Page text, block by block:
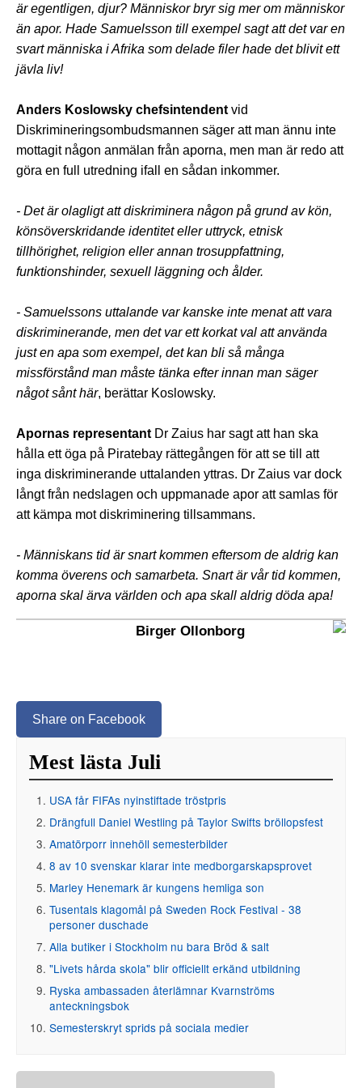
är egentligen, djur? Människor bryr sig mer om människor
än apor. Hade Samuelsson till exempel sagt att det var en
svart människa i Afrika som delade filer hade det blivit ett
jävla liv!
Anders Koslowsky chefsintendent vid
Diskrimineringsombudsmannen säger att man ännu inte
mottagit någon anmälan från aporna, men man är redo att
göra en full utredning ifall en sådan inkommer.
- Det är olagligt att diskriminera någon på grund av kön,
könsöverskridande identitet eller uttryck, etnisk
tillhörighet, religion eller annan trosuppfattning,
funktionshinder, sexuell läggning och ålder.
- Samuelssons uttalande var kanske inte menat att vara
diskriminerande, men det var ett korkat val att använda
just en apa som exempel, det kan bli så många
missförstånd man måste tänka efter innan man säger
något sånt här, berättar Koslowsky.
Apornas representant Dr Zaius har sagt att han ska
hålla ett öga på Piratebay rättegången för att se till att
inga diskriminerande uttalanden yttras. Dr Zaius var dock
långt från nedslagen och uppmanade apor att samlas för
att kämpa mot diskriminering tillsammans.
- Människans tid är snart kommen eftersom de aldrig kan
komma överens och samarbeta. Snart är vår tid kommen,
aporna skal ärva världen och apa skall aldrig döda apa!
Birger Ollonborg
Share on Facebook
Mest lästa Juli
USA får FIFAs nyinstiftade tröstpris
Drängfull Daniel Westling på Taylor Swifts bröllopsfest
Amatörporr innehöll semesterbilder
8 av 10 svenskar klarar inte medborgarskapsprovet
Marley Henemark är kungens hemliga son
Tusentals klagomål på Sweden Rock Festival - 38
personer duschade
Alla butiker i Stockholm nu bara Bröd & salt
"Livets hårda skola" blir officiellt erkänd utbildning
Ryska ambassaden återlämnar Kvarnströms
anteckningsbok
Semesterskryt sprids på sociala medier